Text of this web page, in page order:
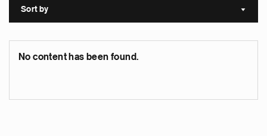
Sort by Sort
No content has been found.